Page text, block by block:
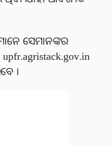
ସେମାନଙ୍କର
।